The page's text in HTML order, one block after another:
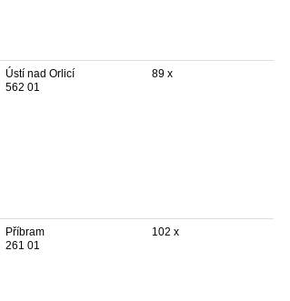
Ústí nad Orlicí
562 01
89 x
Příbram
261 01
102 x